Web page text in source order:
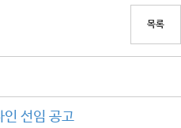
목록
선임 공고